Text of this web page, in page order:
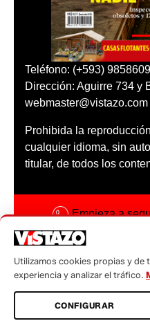
Teléfono: (+593)
Dirección: Aguirre 734 y
webmaster@vistazo.com
Prohibida la
cualquier idioma, sin
titular, de todos los
Empieza a
Código ética
Sugerencias a:
Utilizamos cookies propias y de
experiencia y analizar el tráfico.
CONFIGURAR